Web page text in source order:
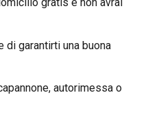
gratis e non avrai
di garantirti una buona
autorimessa o